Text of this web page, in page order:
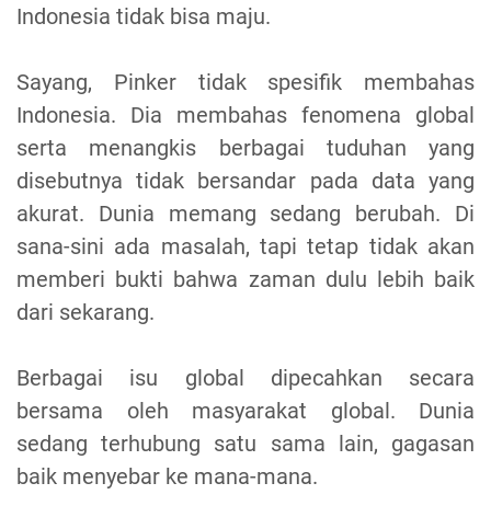
Indonesia tidak bisa maju.
Sayang, Pinker tidak spesifik membahas
Indonesia. Dia membahas fenomena global
serta menangkis berbagai tuduhan yang
disebutnya tidak bersandar pada data yang
akurat. Dunia memang sedang berubah. Di
sana-sini ada masalah, tapi tetap tidak akan
memberi bukti bahwa zaman dulu lebih baik
dari sekarang.
Berbagai isu global dipecahkan secara
bersama oleh masyarakat global. Dunia
sedang terhubung satu sama lain, gagasan
baik menyebar ke mana-mana.